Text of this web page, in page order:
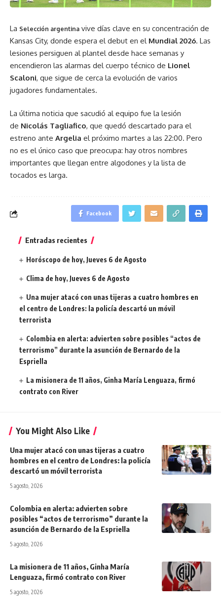
La Selección argentina vive días clave en su concentración de
Kansas City, donde espera el debut en el Mundial 2026. Las
lesiones persiguen al plantel desde hace semanas y
encendieron las alarmas del cuerpo técnico de Lionel
Scaloni, que sigue de cerca la evolución de varios
jugadores fundamentales.
La última noticia que sacudió al equipo fue la lesión
de Nicolás Tagliafico, que quedó descartado para el
estreno ante Argelia el próximo martes a las 22:00. Pero
no es el único caso que preocupa: hay otros nombres
importantes que llegan entre algodones y la lista de
tocados es larga.
Facebook
Entradas recientes
Horóscopo de hoy, Jueves 6 de Agosto
Clima de hoy, Jueves 6 de Agosto
Una mujer atacó con unas tijeras a cuatro hombres en
el centro de Londres: la policía descartó un móvil
terrorista
Colombia en alerta: advierten sobre posibles “actos de
terrorismo” durante la asunción de Bernardo de la
Espriella
La misionera de 11 años, Ginha María Lenguaza, firmó
contrato con River
You Might Also Like
Una mujer atacó con unas tijeras a cuatro
hombres en el centro de Londres: la policía
descartó un móvil terrorista
5 agosto, 2026
Colombia en alerta: advierten sobre
posibles “actos de terrorismo” durante la
asunción de Bernardo de la Espriella
5 agosto, 2026
La misionera de 11 años, Ginha María
Lenguaza, firmó contrato con River
5 agosto, 2026